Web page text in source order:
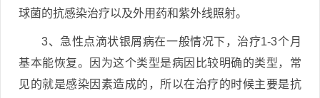
球菌的抗感染治疗以及外用药和紫外线照射。
3、急性点滴状银屑病在一般情况下，治疗1-3个月
基本能恢复。因为这个类型是病因比较明确的类型，常
见的就是感染因素造成的，所以在治疗的时候主要是抗